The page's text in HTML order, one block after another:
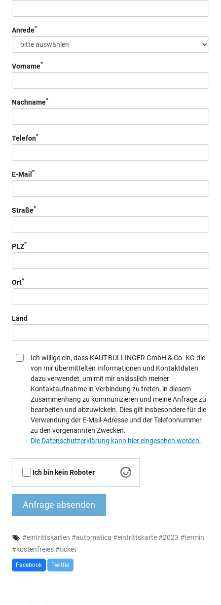
Anrede*
Vorname*
Nachname*
Telefon*
E-Mail*
Straße*
PLZ*
Ort*
Land
Ich willige ein, dass KAUT-BULLINGER GmbH & Co. KG die
von mir übermittelten Informationen und Kontaktdaten
dazu verwendet, um mit mir anlässlich meiner
Kontaktaufnahme in Verbindung zu treten, in diesem
Zusammenhang zu kommunizieren und meine Anfrage zu
bearbeiten und abzuwickeln. Dies gilt insbesondere für die
Verwendung der E-Mail-Adresse und der Telefonnummer
zu den vorgenannten Zwecken.
Die Datenschutzerklärung kann hier eingesehen werden.
Ich bin kein Roboter
Anfrage absenden
#eintrittskarten #automatica #eintrittskarte#2023 #termin
#kostenfreies#ticket
Facebook Twitter